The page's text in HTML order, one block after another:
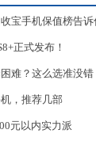
宝手机保值榜告诉
正式发布！
难？这么选准没错
，推荐几部
元以内实力派